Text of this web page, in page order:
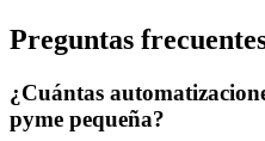
Preguntas
¿Cuántas
pyme pequeña?